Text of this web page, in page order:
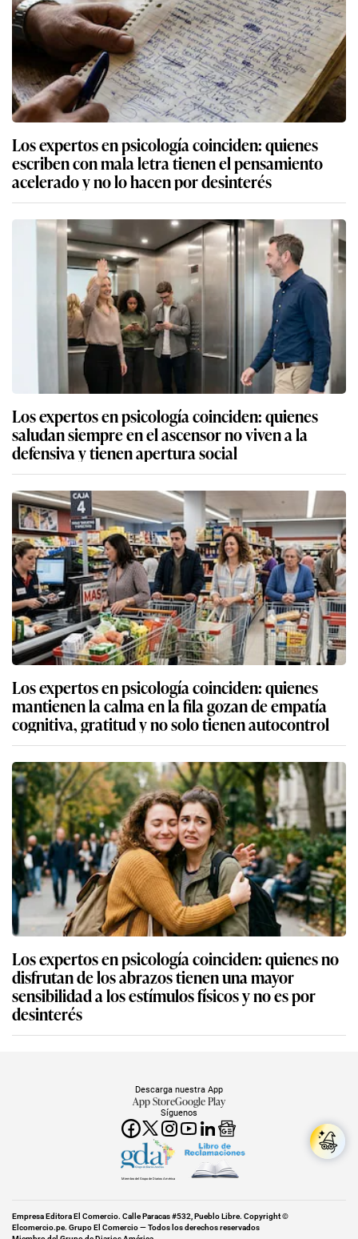
Los expertos en psicología coinciden: quienes
escriben con mala letra tienen el pensamiento
acelerado y no lo hacen por desinterés
Los expertos en psicología coinciden: quienes
saludan siempre en el ascensor no viven a la
defensiva y tienen apertura social
Los expertos en psicología coinciden: quienes
mantienen la calma en la fila gozan de empatía
cognitiva, gratitud y no solo tienen autocontrol
Los expertos en psicología coinciden: quienes no
disfrutan de los abrazos tienen una mayor
sensibilidad a los estímulos físicos y no es por
desinterés
Síguenos
Descarga nuestra App
App StoreGoogle Play
Miembro del Grupo de Diarios América
Empresa Editora El Comercio. Calle Paracas #532, Pueblo Libre. Copyright ©
Elcomercio.pe. Grupo El Comercio — Todos los derechos reservados